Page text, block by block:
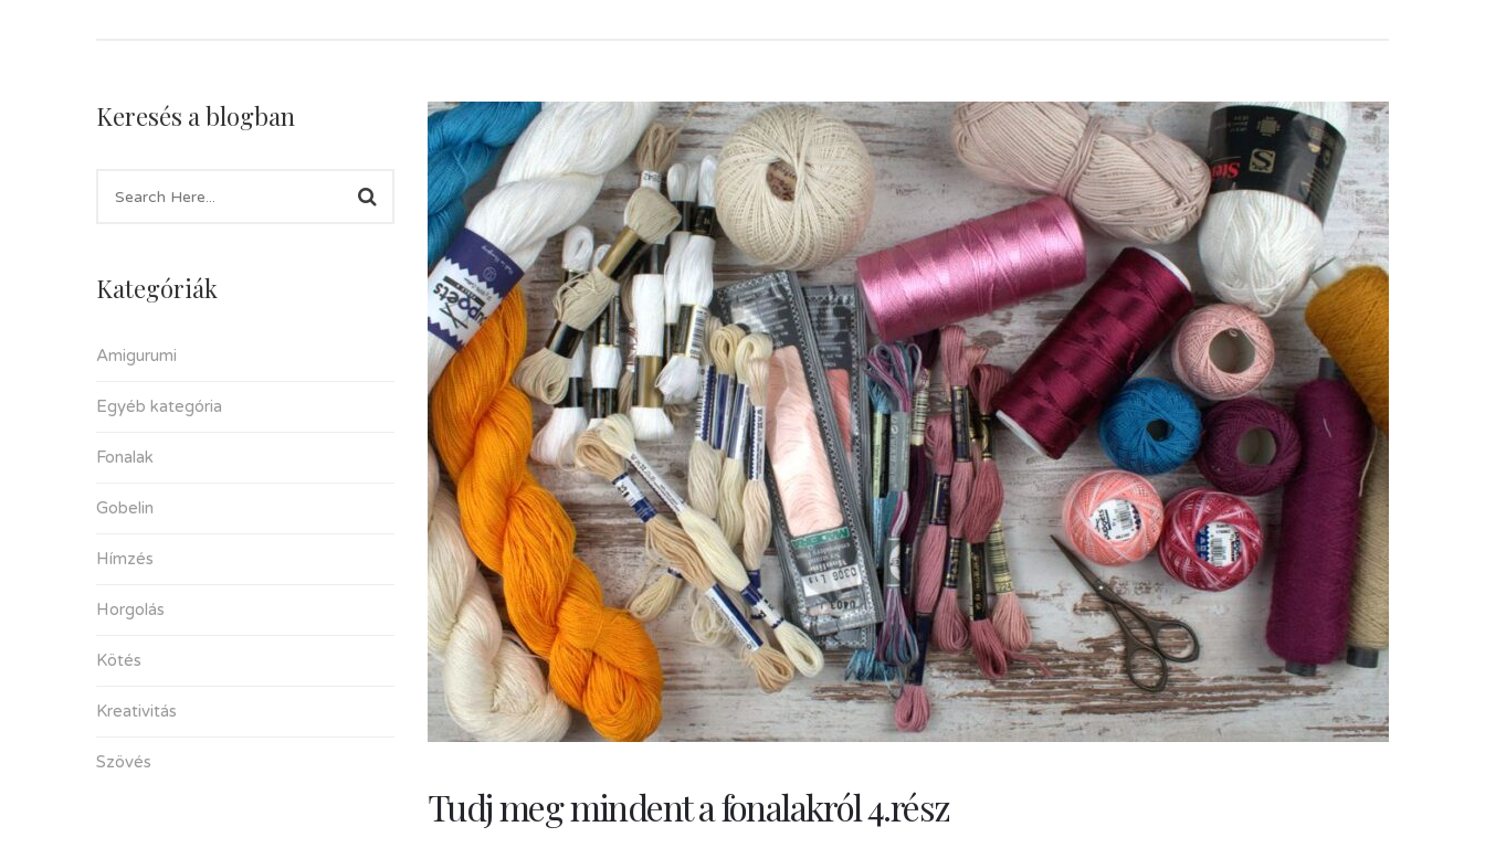
Keresés a blogban
Kategóriák
Amigurumi
Egyéb kategória
Fonalak
Gobelin
Hímzés
Horgolás
Kötés
Kreativitás
Szövés
Tudj meg mindent a fonalakról 4.rész